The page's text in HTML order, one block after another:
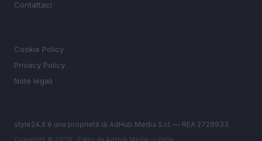
Contattaci
Cookie Policy
Privacy Policy
Note legali
style24.it è una proprietà di AdHub Media S.r.l. — REA 2729933
Copyright © 2026 · Edito da AdHub Media — Italia